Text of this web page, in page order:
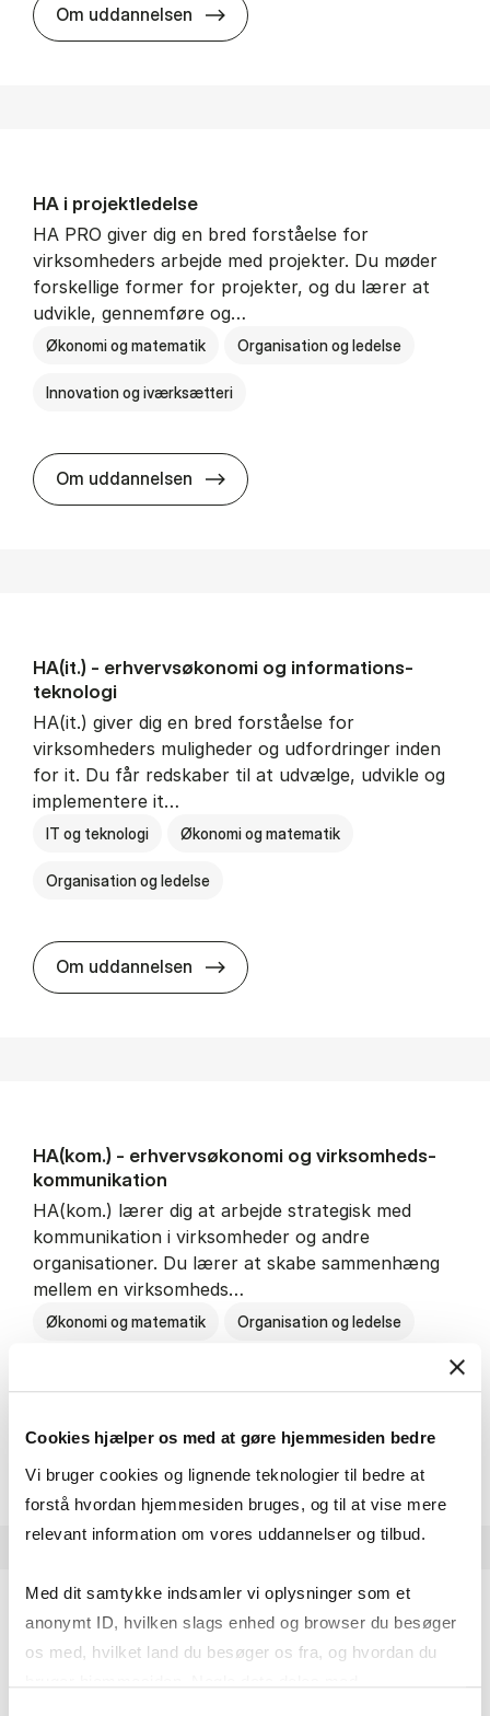
Cookies hjælper os med at gøre hjemmesiden bedre
Vi bruger cookies og lignende teknologier til bedre at
forstå hvordan hjemmesiden bruges, og til at vise mere
relevant information om vores uddannelser og tilbud.
Med dit samtykke indsamler vi oplysninger som et
anonymt ID, hvilken slags enhed og browser du besøger
os med, hvilket land du besøger os fra, og hvordan du
Om uddannelsen BSc in In­ter­na­tion­al Busi­ness
HA i pro­jekt­le­del­se
HA PRO giver dig en bred forståelse for
virksomheders arbejde med projekter. Du møder
forskellige former for projekter, og du lærer at
udvikle, gennemføre og…
Økonomi og matematik Organisation og ledelse
Innovation og iværksætteri
Om uddannelsen HA i pro­jekt­le­del­se
HA(it.) - erhvervs­økonomi og informations­
teknologi
HA(it.) giver dig en bred forståelse for
virksomheders muligheder og udfordringer inden
for it. Du får redskaber til at udvælge, udvikle og
implementere it…
IT og teknologi Økonomi og matematik
Organisation og ledelse
Om uddannelsen HA(it.) - erhvervs­økonomi og
HA(kom.) - erhvervs­økonomi og virksomheds­
kommunikation
HA(kom.) lærer dig at arbejde strategisk med
kommunikation i virksomheder og andre
organisationer. Du lærer at skabe sammenhæng
mellem en virksomheds…
Økonomi og matematik Organisation og ledelse
HA(kom.) - erhvervs­økonomi
HA(psyk.) - erhvervs­økonomi og psy­ko­lo­gi